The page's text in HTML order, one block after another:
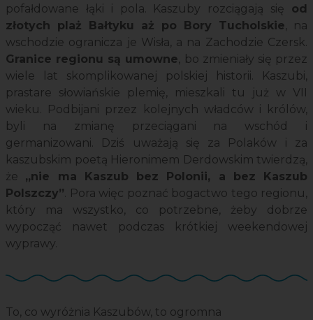
pofałdowane łąki i pola. Kaszuby rozciągają się od
złotych plaż Bałtyku aż po Bory Tucholskie, na
wschodzie ogranicza je Wisła, a na Zachodzie Czersk.
Granice regionu są umowne, bo zmieniały się przez
wiele lat skomplikowanej polskiej historii. Kaszubi,
prastare słowiańskie plemię, mieszkali tu już w VII
wieku. Podbijani przez kolejnych władców i królów,
byli na zmianę przeciągani na wschód i
germanizowani. Dziś uważają się za Polaków i za
kaszubskim poetą Hieronimem Derdowskim twierdzą,
że „nie ma Kaszub bez Polonii, a bez Kaszub
Polszczy”. Pora więc poznać bogactwo tego regionu,
który ma wszystko, co potrzebne, żeby dobrze
wypocząć nawet podczas krótkiej weekendowej
wyprawy.
To, co wyróżnia Kaszubów, to ogromna